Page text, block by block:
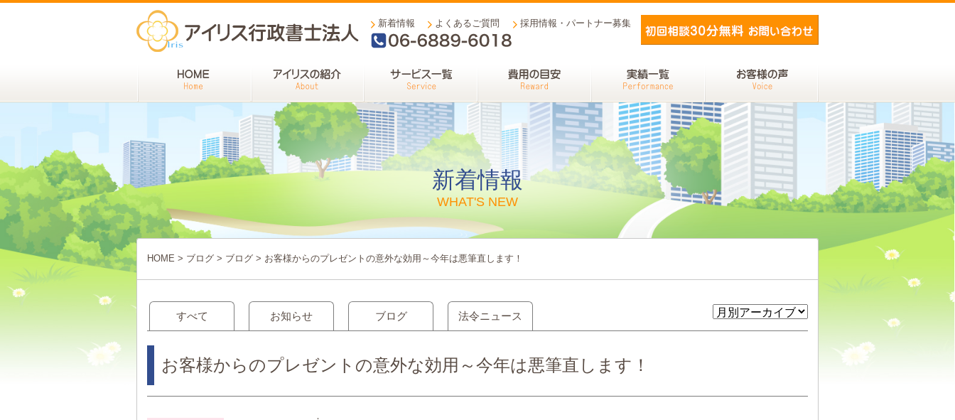
新着情報 よくあるご質問 採用情報・パートナー募集
新着情報
WHAT'S NEW
HOME > ブログ > ブログ > お客様からのプレゼントの意外な効用～今年は悪筆直します！
すべて お知らせ ブログ 法令ニュース
お客様からのプレゼントの意外な効用～今年は悪筆直します！